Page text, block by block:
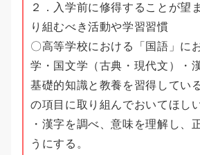
２．入学前に修得することが望
り組むべき活動や学習習慣
〇高等学校における「国語」に
学・国文学（古典・現代文）・
基礎的知識と教養を習得してい
の項目に取り組んでおいてほしい
・漢字を調べ、意味を理解し、
うにする。